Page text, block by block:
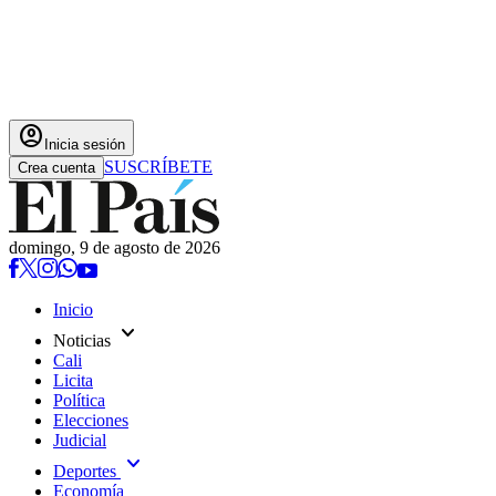
account_circle Inicia sesión
Crea cuenta SUSCRÍBETE
domingo, 9 de agosto de 2026
Inicio
Noticias expand_more
Cali
Licita
Política
Elecciones
Judicial
Deportes expand_more
Economía